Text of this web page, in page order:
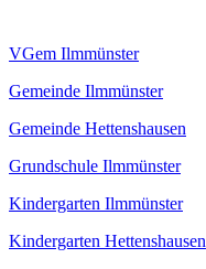
VGem Ilmmünster
Gemeinde Ilmmünster
Gemeinde Hettenshausen
Grundschule Ilmmünster
Kindergarten Ilmmünster
Kindergarten Hettenshausen